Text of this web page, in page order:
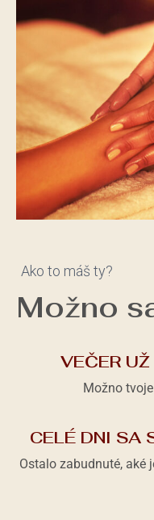
Ako to máš ty?
Možno
VEČER
Možno
CELÉ DNI SA
Ostalo zabudnuté, aké